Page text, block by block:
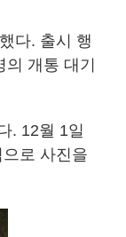
다. 출시 행
개통 대기
. 12월 1일
로 사진을